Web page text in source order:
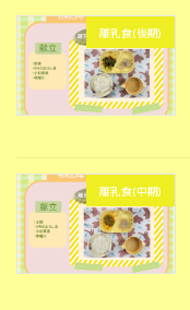
離乳食(後期)
離乳食(中期)